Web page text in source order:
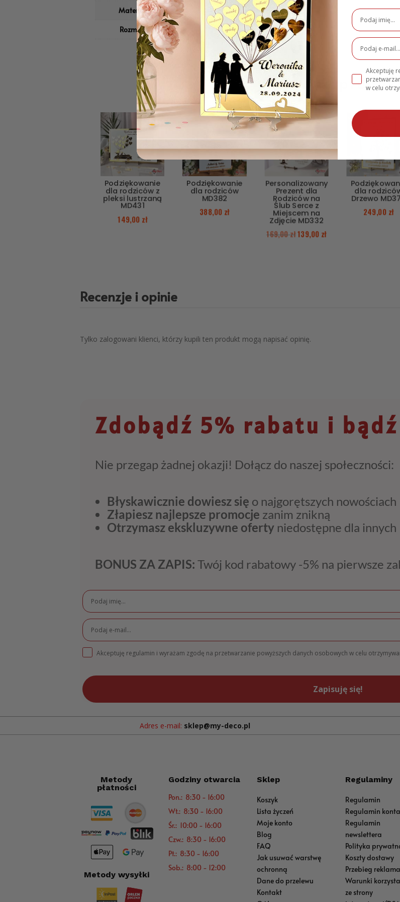
Materiał
Plastik
Rozmiar
25cm x 14,5cm x 6,5cm
Podobne
Podziękowanie
dla rodziców z
pleksi lustrzaną
MD431
149,00 zł
Podziękowanie
dla rodziców
MD382
388,00 zł
PROMOCJA!
Personalizowany
Prezent dla
Rodziców na
Ślub Serce z
Miejscem na
Zdjęcie MD332
169,00zł139,00 zł
dla
Drzewo
249,00 zł
Recenzje i opinie
Tylko zalogowani klienci, którzy kupili ten produkt mogą napisać opinię.
Zdobądź 5% rabatu i
Nie przegap żadnej okazji! Dołącz do naszej społeczności:
Błyskawicznie dowiesz się o najgorętszych nowościach
Złapiesz najlepsze promocje zanim znikną
Otrzymasz ekskluzywne oferty niedostępne dla innych
BONUS ZA ZAPIS: Twój kod rabatowy -5% na pierwsze
Akceptuję regulamin i wyrażam zgodę na przetwarzanie powyższych danych osobowych w celu
Zapisuję się!
Adres e-mail: sklep@my-deco.pl
Metody
płatności
Metody wysyłki
Godziny otwarcia
Pon.: 8:30 - 16:00
Wt.: 8:30 - 16:00
Śr.: 10:00 - 16:00
Czw.: 8:30 - 16:00
Pt.: 8:30 - 16:00
Sob.: 8:00 - 12:00
Sklep
Koszyk
Lista życzeń
Moje konto
Blog
FAQ
Jak usuwać warstwę
ochronną
Dane do przelewu
Kontakt
Regulaminy
Regulamin
Regulamin konta
Regulamin
newslettera
Polityka
Koszty dostawy
Przebieg
Warunki
ze strony
Akceptuję
w celu